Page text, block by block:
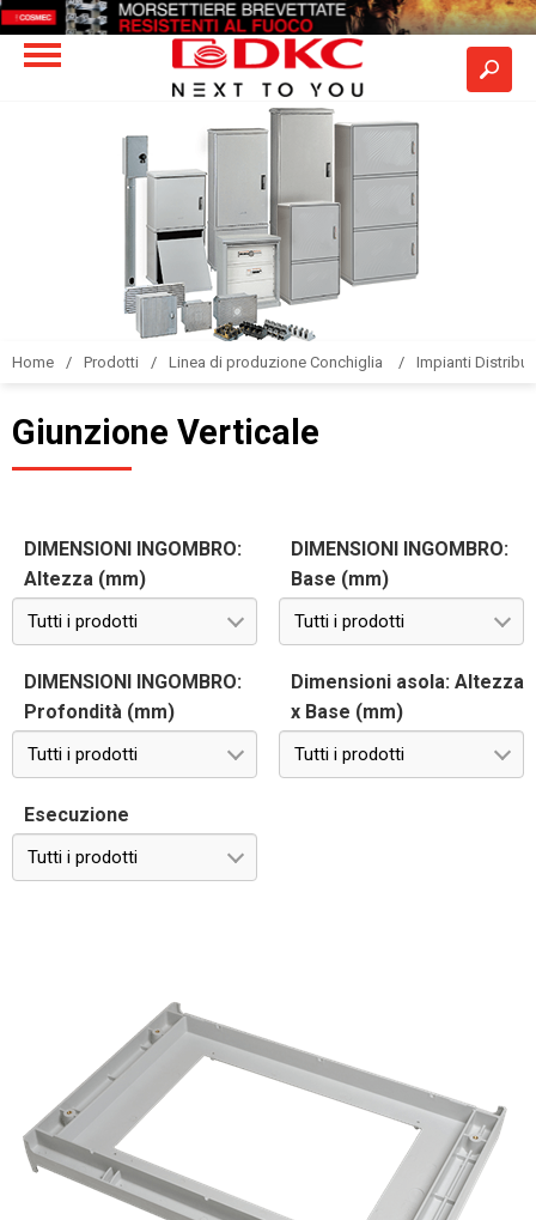
Home Prodotti Linea di produzione Conchiglia Impianti
Giunzione Verticale
DIMENSIONI INGOMBRO:
Altezza (mm)
Tutti i prodotti
DIMENSIONI INGOMBRO:
Base (mm)
Tutti i prodotti
DIMENSIONI INGOMBRO:
Profondità (mm)
Tutti i prodotti
Dimensioni asola: Altezza
x Base (mm)
Tutti i prodotti
Esecuzione
Tutti i prodotti